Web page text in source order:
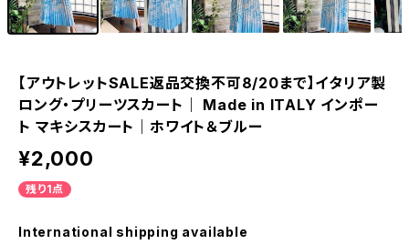
【アウトレットSALE返品交換不可8/20まで】イタリア製
ロング・プリーツスカート｜ Made in ITALY インポー
ト マキシスカート｜ホワイト＆ブルー
¥2,000
残り1点
International shipping available